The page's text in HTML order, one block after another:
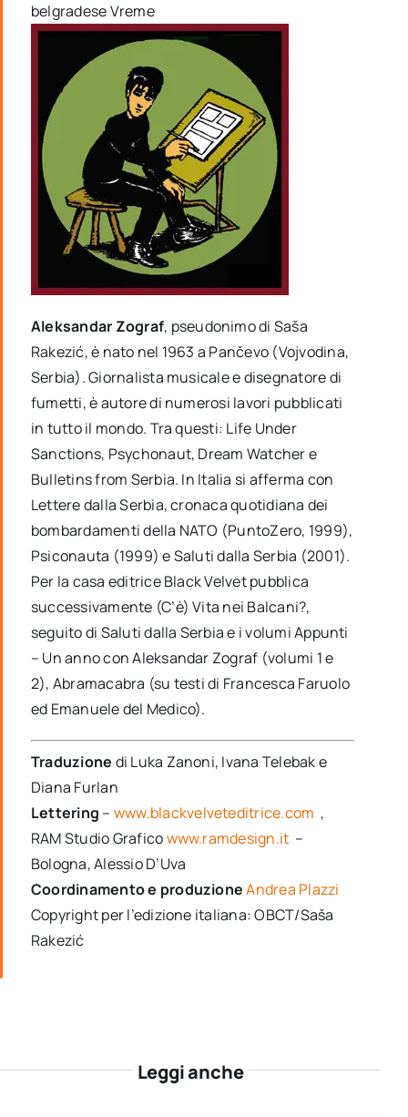
belgradese Vreme
Aleksandar Zograf, pseudonimo di Saša
Rakezić, è nato nel 1963 a Pančevo (Vojvodina,
Serbia). Giornalista musicale e disegnatore di
fumetti, è autore di numerosi lavori pubblicati
in tutto il mondo. Tra questi: Life Under
Sanctions, Psychonaut, Dream Watcher e
Bulletins from Serbia. In Italia si afferma con
Lettere dalla Serbia, cronaca quotidiana dei
bombardamenti della NATO (PuntoZero, 1999),
Psiconauta (1999) e Saluti dalla Serbia (2001).
Per la casa editrice Black Velvet pubblica
successivamente (C’è) Vita nei Balcani?,
seguito di Saluti dalla Serbia e i volumi Appunti
– Un anno con Aleksandar Zograf (volumi 1 e
2), Abramacabra (su testi di Francesca Faruolo
ed Emanuele del Medico).
Traduzione di Luka Zanoni, Ivana Telebak e
Diana Furlan
Lettering – www.blackvelveteditrice.com ,
RAM Studio Graficowww.ramdesign.it –
Bologna, Alessio D’Uva
Coordinamento e produzione Andrea Plazzi
Copyright per l’edizione italiana: OBCT/Saša
Rakezić
Leggi anche